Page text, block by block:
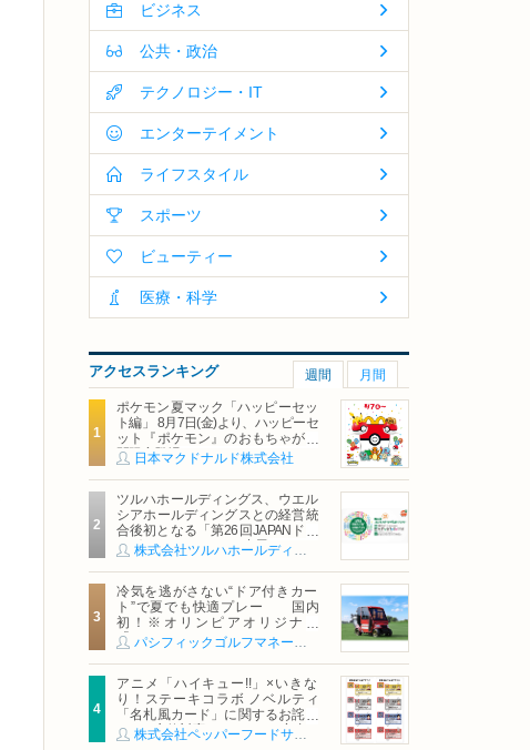
ビジネス
公共・政治
テクノロジー・IT
エンターテイメント
ライフスタイル
スポーツ
ビューティー
医療・科学
アクセスランキング 週間 月間
ポケモン夏マック「ハッピーセッ
ト編」 8月7日(金)より、ハッピーセ
ット『ポケモン』のおもちゃが期
間限定登場
日本マクドナルド株式会社
ツルハホールディングス、ウエル
シアホールディングスとの経営統
合後初となる「第26回JAPANドラ
ッグストアショー」に出展
冷気を逃がさない“ドア付きカー
ト”で夏でも快適プレー 国内
初！※オリンピアオリジナル
「AirCon Cart（エアコンカー
ト）」導入 | ＰＧＭ
アニメ「ハイキュー!!」×いきな
り！ステーキコラボ ノベルティ
「名札風カード」に関するお詫び
および交換対応についてのご案内